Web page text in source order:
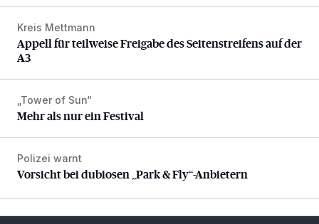
Appell für teilweise Freigabe des Seitenstreifens auf der A3
Kreis Mettmann
Appell für teilweise Freigabe des Seitenstreifens auf der
A3
Mehr als nur ein Festival
„Tower of Sun“
Mehr als nur ein Festival
Vorsicht bei dubiosen „Park & Fly“-Anbietern
Polizei warnt
Vorsicht bei dubiosen „Park & Fly“-Anbietern